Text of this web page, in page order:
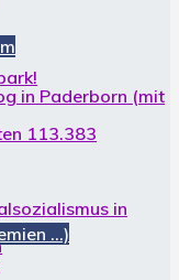
…)
in Paderborn (mit
113.383
in